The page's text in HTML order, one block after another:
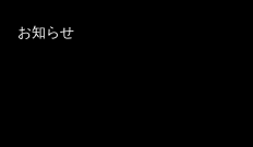
お知らせ